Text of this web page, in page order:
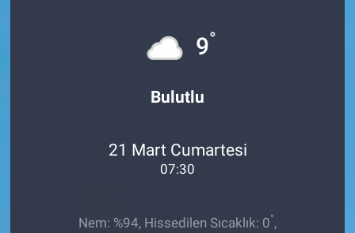
9°
Bulutlu
21 Mart Cumartesi
07:30
Nem: %94, Hissedilen Sıcaklık: 0°,